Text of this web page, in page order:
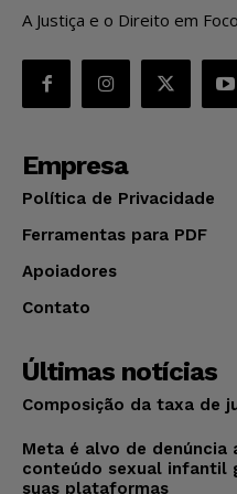
A Justiça e o Direito em Foco
Empresa
Política de Privacidade
Ferramentas para PDF
Apoiadores
Contato
Últimas notícias
Composição da taxa de
Meta é alvo de denúncia
conteúdo sexual infantil
suas plataformas